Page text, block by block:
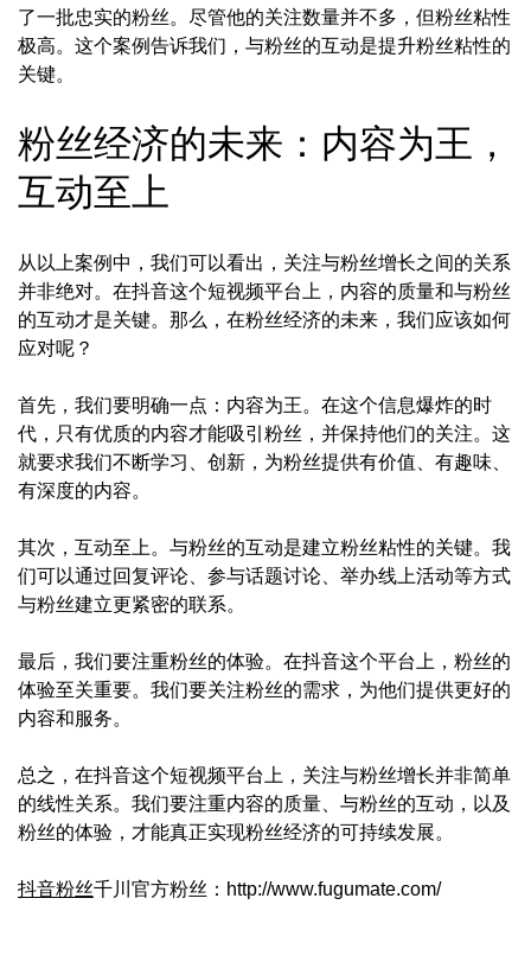
了一批忠实的粉丝。尽管他的关注数量并不多，但粉丝粘性
极高。这个案例告诉我们，与粉丝的互动是提升粉丝粘性的
关键。
粉丝经济的未来：内容为王，
互动至上
从以上案例中，我们可以看出，关注与粉丝增长之间的关系
并非绝对。在抖音这个短视频平台上，内容的质量和与粉丝
的互动才是关键。那么，在粉丝经济的未来，我们应该如何
应对呢？
首先，我们要明确一点：内容为王。在这个信息爆炸的时
代，只有优质的内容才能吸引粉丝，并保持他们的关注。这
就要求我们不断学习、创新，为粉丝提供有价值、有趣味、
有深度的内容。
其次，互动至上。与粉丝的互动是建立粉丝粘性的关键。我
们可以通过回复评论、参与话题讨论、举办线上活动等方式
与粉丝建立更紧密的联系。
最后，我们要注重粉丝的体验。在抖音这个平台上，粉丝的
体验至关重要。我们要关注粉丝的需求，为他们提供更好的
内容和服务。
总之，在抖音这个短视频平台上，关注与粉丝增长并非简单
的线性关系。我们要注重内容的质量、与粉丝的互动，以及
粉丝的体验，才能真正实现粉丝经济的可持续发展。
抖音粉丝千川官方粉丝：http://www.fugumate.com/